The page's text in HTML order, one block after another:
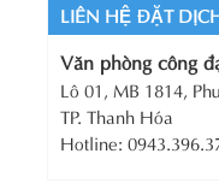
LIÊN HỆ ĐẶT
Văn phòng công
Lô 01, MB 1814,
TP. Thanh Hóa
Hotline: